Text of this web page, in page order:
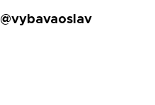
@vybavaoslav